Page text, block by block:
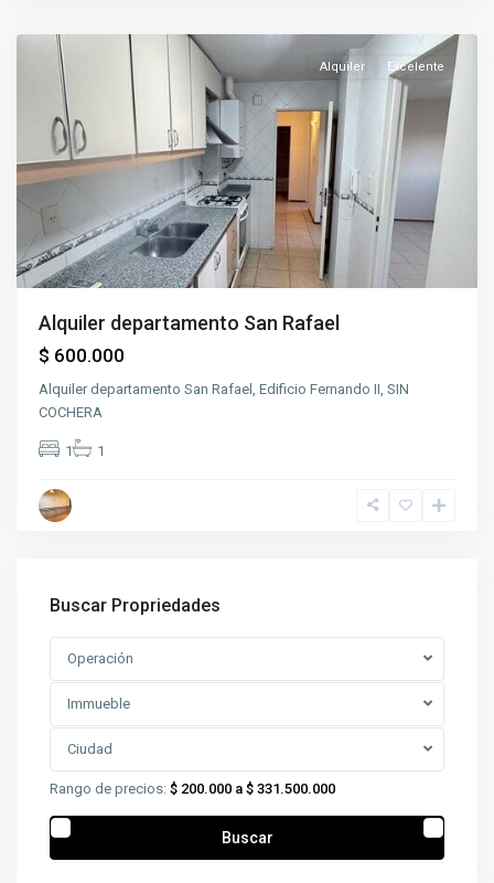
Alquiler Excelente
Alquiler departamento San Rafael
$ 600.000
Alquiler departamento San Rafael, Edificio Fernando II, SIN
COCHERA
1 1
Buscar Propriedades
Operación
Immueble
Ciudad
Rango de precios: $ 200.000 a $ 331.500.000
Buscar